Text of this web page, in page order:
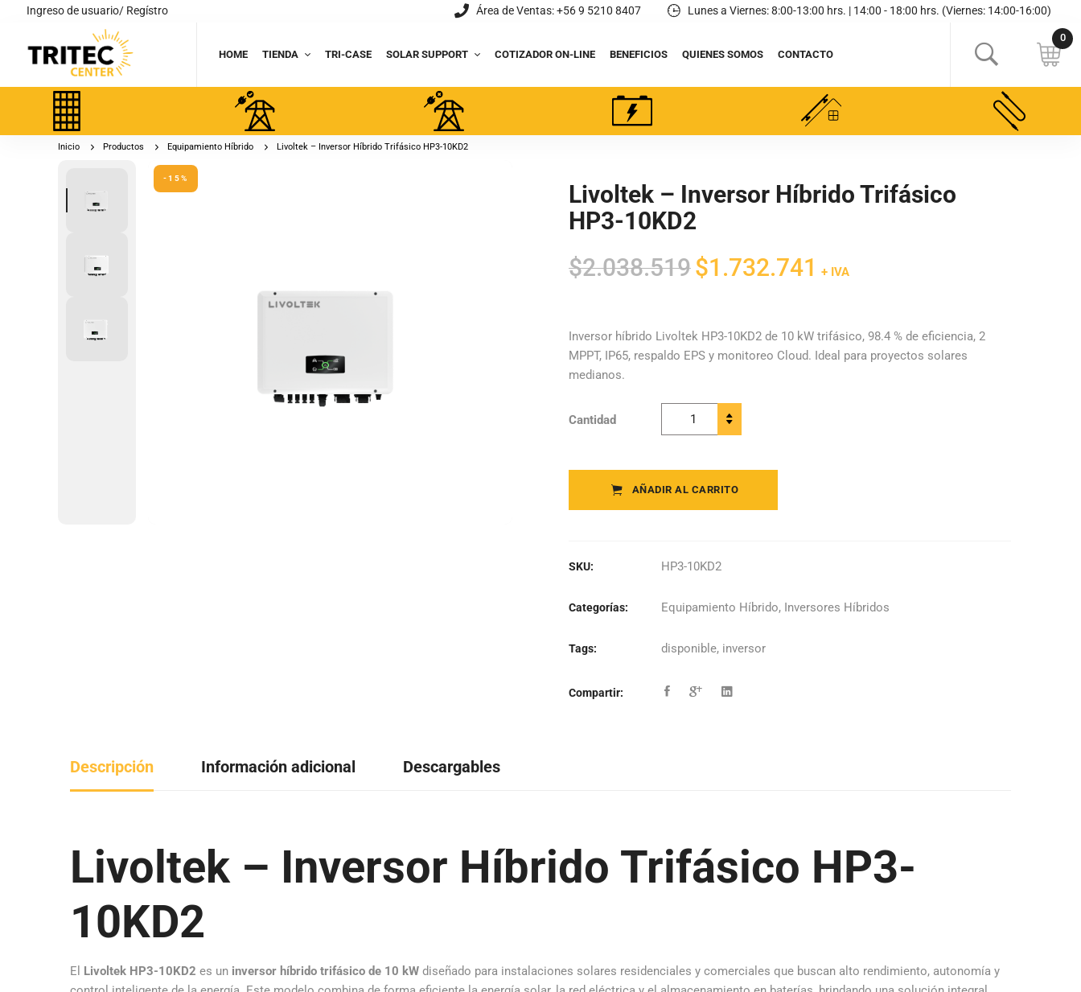
Ingreso de usuario/ Regístro Área de Ventas: +56 9 5210 8407 Lunes a Viernes: 8:00-13:00 hrs. | 14:00 - 18:00 hrs. (Viernes: 14:00-16:00)
HOME TIENDA TRI-CASE SOLAR SUPPORT COTIZADOR ON-LINE BENEFICIOS QUIENES SOMOS CONTACTO
Inicio Productos Equipamiento Híbrido Livoltek – Inversor Híbrido Trifásico HP3-10KD2
-15%
Livoltek – Inversor Híbrido Trifásico
HP3-10KD2
$2.038.519 El
precio
era:
$2.038.519.
$1.732.741
es:
$1.732.741.
+ IVA
Inversor híbrido Livoltek HP3-10KD2 de 10 kW trifásico, 98.4 % de eficiencia, 2
MPPT, IP65, respaldo EPS y monitoreo Cloud. Ideal para proyectos solares
medianos.
Cantidad
Livoltek -
Inversor
10KD2
AÑADIR AL CARRITO
SKU: HP3-10KD2
Categorías: Equipamiento Híbrido, Inversores Híbridos
Tags: disponible, inversor
Compartir:
Descripción Información adicional Descargables
Livoltek – Inversor Híbrido Trifásico HP3-
10KD2
El Livoltek HP3-10KD2 es un inversor híbrido trifásico de 10 kW diseñado para instalaciones solares residenciales y comerciales que buscan alto rendimiento, autonomía y